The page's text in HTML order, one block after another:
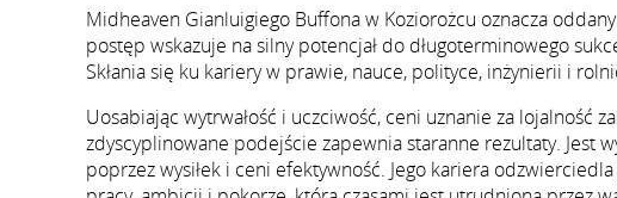
Midheaven Gianluigiego Buffona w Koziorożcu oznacza
postęp wskazuje na silny potencjał do długoterminowego
Skłania się ku kariery w prawie, nauce, polityce, inżynierii i
Uosabiając wytrwałość i uczciwość, ceni uznanie za lojalność
zdyscyplinowane podejście zapewnia staranne rezultaty. Jest
poprzez wysiłek i ceni efektywność. Jego kariera